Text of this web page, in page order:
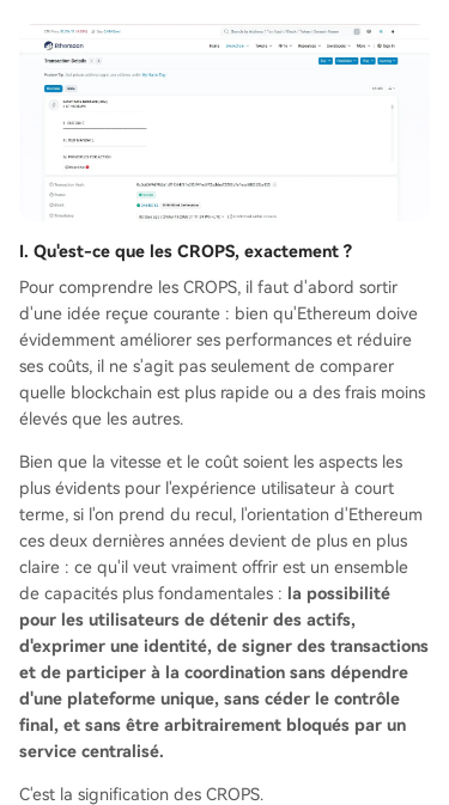
I. Qu'est-ce que les CROPS, exactement ?
Pour comprendre les CROPS, il faut d'abord sortir
d'une idée reçue courante : bien qu'Ethereum doive
évidemment améliorer ses performances et réduire
ses coûts, il ne s'agit pas seulement de comparer
quelle blockchain est plus rapide ou a des frais moins
élevés que les autres.
Bien que la vitesse et le coût soient les aspects les
plus évidents pour l'expérience utilisateur à court
terme, si l'on prend du recul, l'orientation d'Ethereum
ces deux dernières années devient de plus en plus
claire : ce qu'il veut vraiment offrir est un ensemble
de capacités plus fondamentales : la possibilité
pour les utilisateurs de détenir des actifs,
d'exprimer une identité, de signer des transactions
et de participer à la coordination sans dépendre
d'une plateforme unique, sans céder le contrôle
final, et sans être arbitrairement bloqués par un
service centralisé.
C'est la signification des CROPS.